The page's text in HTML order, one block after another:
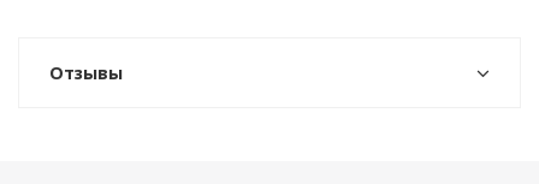
Отзывы